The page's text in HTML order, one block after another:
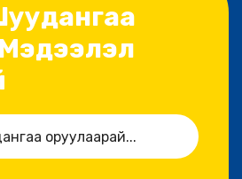
Мэдээлэл